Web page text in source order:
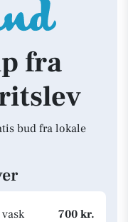
fra
bud fra lokale
700 kr.